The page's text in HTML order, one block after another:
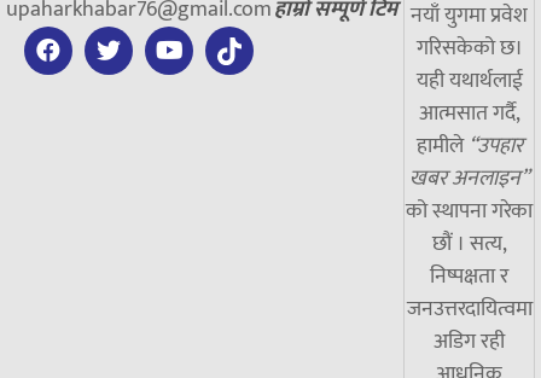
upaharkhabar76@gmail.comहाम्रो सम्पूर्ण टिम नयाँ युगमा प्रवेश
गरिसकेको छ।
यही यथार्थलाई
आत्मसात गर्दै,
हामीले “उपहार
खबर अनलाइन”
को स्थापना गरेका
छौं । सत्य,
निष्पक्षता र
जनउत्तरदायित्वमा
अडिग रही